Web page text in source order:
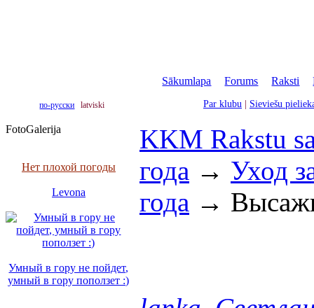
Sākumlapa |Forums |Raksti |
по-русски latviski Par klubu Sieviešu
FotoGalerija
Нет плохой погоды
Levona
Умный в гору не пойдет,
умный в гору поползет :)
KKM Rakstu
года → Уход
года →